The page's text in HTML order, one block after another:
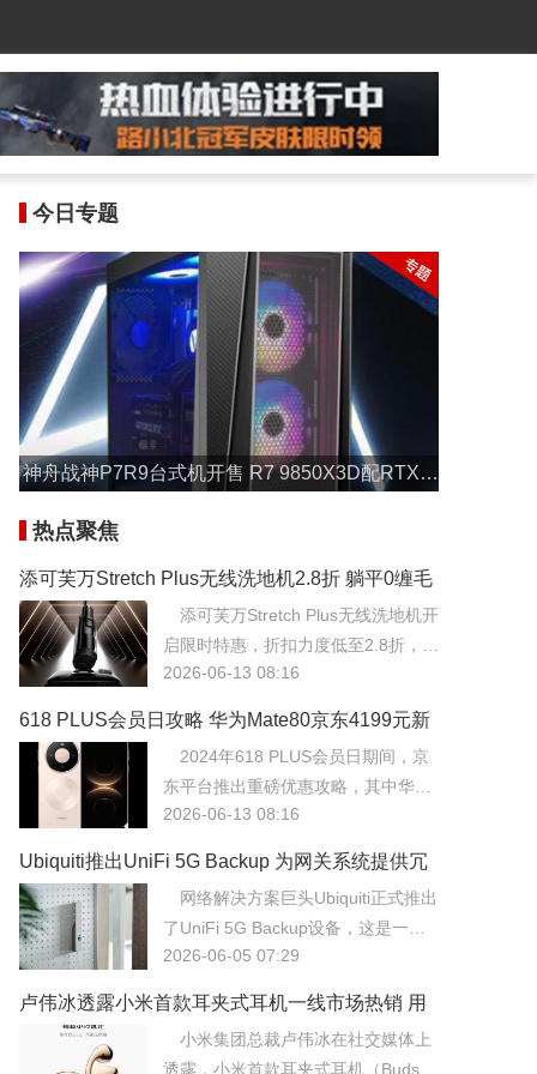
今日专题
神舟战神P7R9台式机开售 R7 9850X3D配RTX 5
热点聚焦
添可芙万Stretch Plus无线洗地机2.8折 躺平0缠毛
22000Pa售828元
添可芙万Stretch Plus无线洗地机开
启限时特惠，折扣力度低至2.8折，到
手价仅为828元。该机型核心亮点在
底部进行清洁，配合22000Pa的大吸
力，轻松应对地面缝隙中的顽固灰
尘。
2026-06-13 08:16
618 PLUS会员日攻略 华为Mate80京东4199元新
低飞天茅台278元尝鲜
2024年618 PLUS会员日期间，京
东平台推出重磅优惠攻略，其中华为
Mate80手机价格直降至4199元的历
鲜价。此次会员日活动旨在通过高价
值爆品的低价引流，吸引更多用户开
通或续费PLUS会员服务。
2026-06-13 08:16
Ubiquiti推出UniFi 5G Backup 为网关系统提供冗
余弹性保障
网络解决方案巨头Ubiquiti正式推出
了UniFi 5G Backup设备，这是一款
专为UniFi网关系统设计的5G蜂窝网
2026-06-05 07:29
卢伟冰透露小米首款耳夹式耳机一线市场热销 用
户反响超预期
小米集团总裁卢伟冰在社交媒体上
透露，小米首款耳夹式耳机（Buds Fi